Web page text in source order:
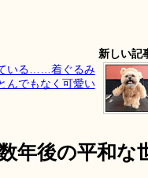
新しい記
いる……着ぐるみ
んでもなく可愛い
年後の平和な